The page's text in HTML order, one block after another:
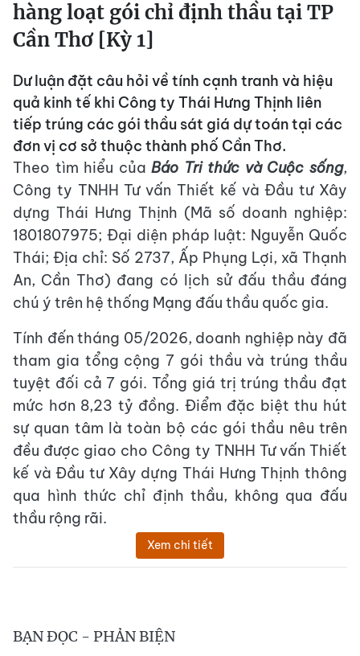
hàng loạt gói chỉ định thầu tại TP
Cần Thơ [Kỳ 1]
Dư luận đặt câu hỏi về tính cạnh tranh và hiệu
quả kinh tế khi Công ty Thái Hưng Thịnh liên
tiếp trúng các gói thầu sát giá dự toán tại các
đơn vị cơ sở thuộc thành phố Cần Thơ.
Theo tìm hiểu củaBáo Tri thức và Cuộc sống,
Công ty TNHH Tư vấn Thiết kế và Đầu tư Xây
dựng Thái Hưng Thịnh (Mã số doanh nghiệp:
1801807975; Đại diện pháp luật: Nguyễn Quốc
Thái; Địa chỉ: Số 2737, Ấp Phụng Lợi, xã Thạnh
An, Cần Thơ) đang có lịch sử đấu thầu đáng
chú ý trên hệ thống Mạng đấu thầu quốc gia.
Tính đến tháng 05/2026, doanh nghiệp này đã
tham gia tổng cộng 7 gói thầu và trúng thầu
tuyệt đối cả 7 gói. Tổng giá trị trúng thầu đạt
mức hơn 8,23 tỷ đồng. Điểm đặc biệt thu hút
sự quan tâm là toàn bộ các gói thầu nêu trên
đều được giao cho Công ty TNHH Tư vấn Thiết
kế và Đầu tư Xây dựng Thái Hưng Thịnh thông
qua hình thức chỉ định thầu, không qua đấu
thầu rộng rãi.
Xem chi tiết
BẠN ĐỌC - PHẢN BIỆN